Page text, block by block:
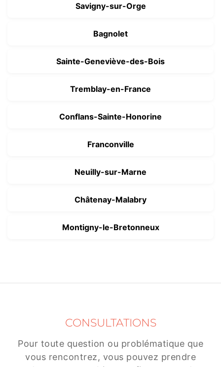
Savigny-sur-Orge
Bagnolet
Sainte-Geneviève-des-Bois
Tremblay-en-France
Conflans-Sainte-Honorine
Franconville
Neuilly-sur-Marne
Châtenay-Malabry
Montigny-le-Bretonneux
CONSULTATIONS
Pour toute question ou problématique que
vous rencontrez, vous pouvez prendre